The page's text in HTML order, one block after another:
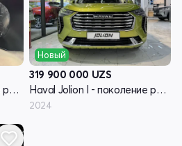
Haval Jolion I - поколение рестайлинг
Новый
319 900 000 UZS
Haval Jolion I - поколение рестайлинг
2024